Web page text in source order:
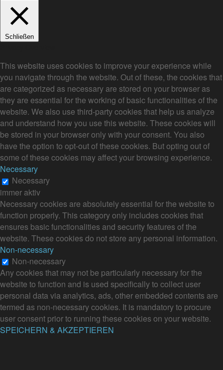
Schließen
This website uses cookies to improve your experience while
you navigate through the website. Out of these, the cookies that
are categorized as necessary are stored on your browser as
they are essential for the working of basic functionalities of the
website. We also use third-party cookies that help us analyze
and understand how you use this website. These cookies will
be stored in your browser only with your consent. You also
have the option to opt-out of these cookies. But opting out of
some of these cookies may affect your browsing experience.
Necessary
Necessary
immer aktiv
Necessary cookies are absolutely essential for the website to
function properly. This category only includes cookies that
ensures basic functionalities and security features of the
website. These cookies do not store any personal information.
Non-necessary
Non-necessary
Any cookies that may not be particularly necessary for the
website to function and is used specifically to collect user
personal data via analytics, ads, other embedded contents are
termed as non-necessary cookies. It is mandatory to procure
user consent prior to running these cookies on your website.
SPEICHERN & AKZEPTIEREN